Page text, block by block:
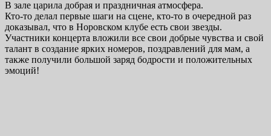
В зале царила добрая и праздничная атмосфера.
Кто-то делал первые шаги на сцене, кто-то в очередной раз
доказывал, что в Норовском клубе есть свои звезды.
Участники концерта вложили все свои добрые чувства и свой
талант в создание ярких номеров, поздравлений для мам, а
также получили большой заряд бодрости и положительных
эмоций!